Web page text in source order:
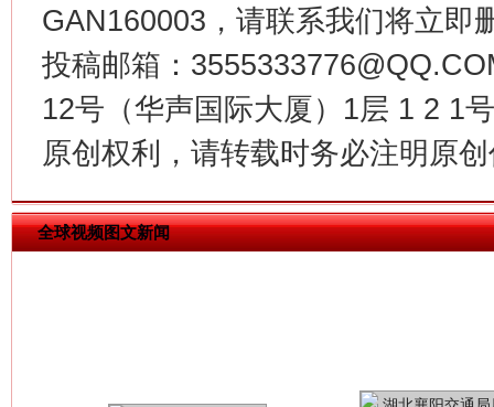
GAN160003，请联系我们将立即
投稿邮箱：
12号（华声国际大厦）1层 1 2 1
原创权利，请转载时务必注明原
全球视频图文新闻
在谋一域中谋全局
今